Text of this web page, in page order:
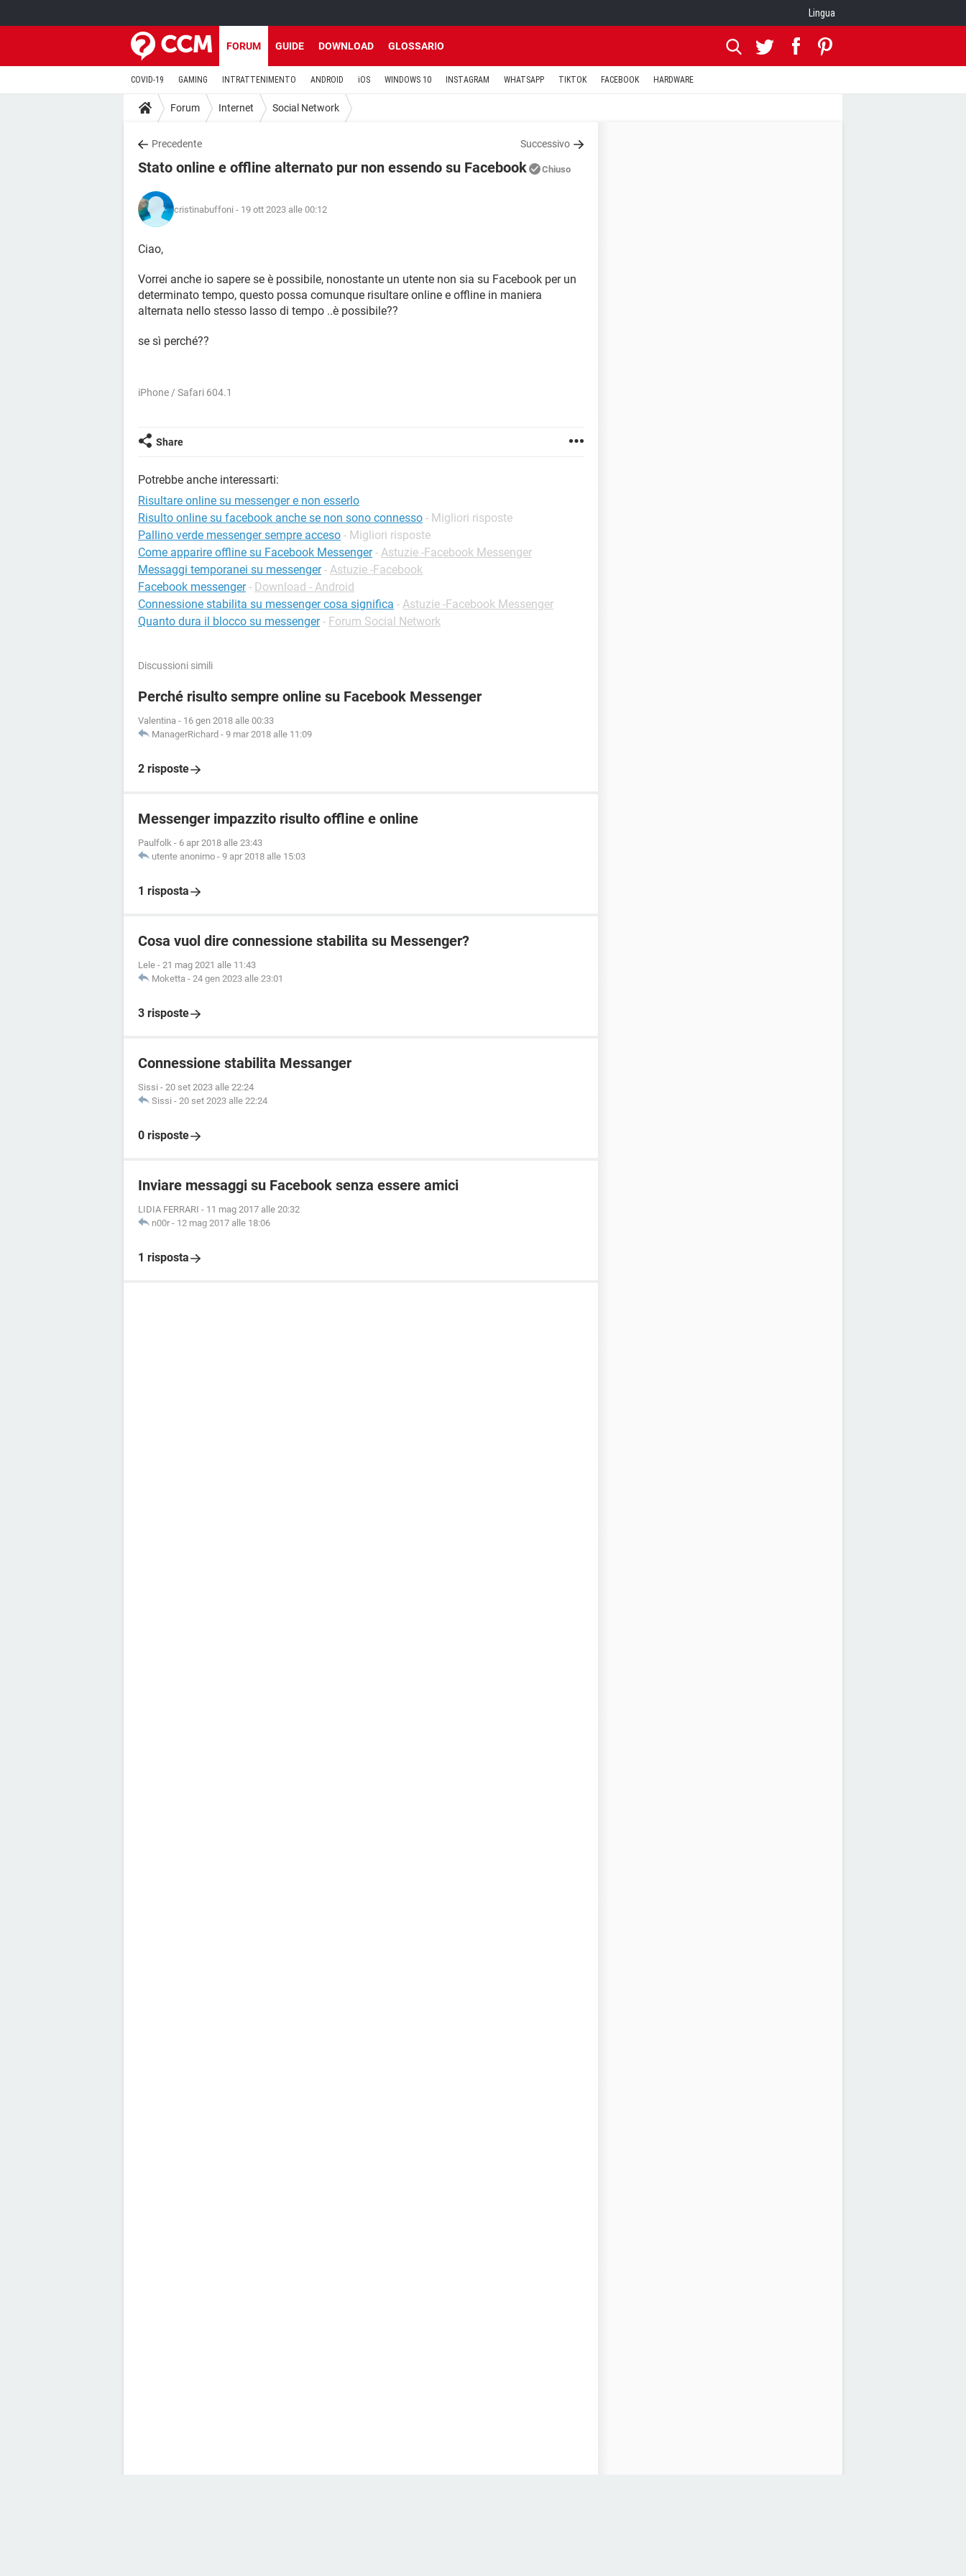
Lingua
FORUM GUIDE DOWNLOAD GLOSSARIO
COVID-19 GAMING INTRATTENIMENTO ANDROID iOS WINDOWS 10 INSTAGRAM WHATSAPP TIKTOK FACEBOOK HARDWARE
Forum Internet Social Network
Precedente Successivo
Stato online e offline alternato pur non essendo su Facebook Chiuso
cristinabuffoni - 19 ott 2023 alle 00:12
Ciao,
Vorrei anche io sapere se è possibile, nonostante un utente non sia su Facebook per un
determinato tempo, questo possa comunque risultare online e offline in maniera
alternata nello stesso lasso di tempo ..è possibile??
se sì perché??
iPhone / Safari 604.1
Share
Potrebbe anche interessarti:
Risultare online su messenger e non esserlo
Risulto online su facebook anche se non sono connesso - Migliori risposte
Pallino verde messenger sempre acceso - Migliori risposte
Come apparire offline su Facebook Messenger - Astuzie -Facebook Messenger
Messaggi temporanei su messenger - Astuzie -Facebook
Facebook messenger - Download - Android
Connessione stabilita su messenger cosa significa - Astuzie -Facebook Messenger
Quanto dura il blocco su messenger - Forum Social Network
Discussioni simili
Perché risulto sempre online su Facebook Messenger
Valentina - 16 gen 2018 alle 00:33
ManagerRichard - 9 mar 2018 alle 11:09
2 risposte
Messenger impazzito risulto offline e online
Paulfolk - 6 apr 2018 alle 23:43
utente anonimo - 9 apr 2018 alle 15:03
1 risposta
Cosa vuol dire connessione stabilita su Messenger?
Lele - 21 mag 2021 alle 11:43
Moketta - 24 gen 2023 alle 23:01
3 risposte
Connessione stabilita Messanger
Sissi - 20 set 2023 alle 22:24
Sissi - 20 set 2023 alle 22:24
0 risposte
Inviare messaggi su Facebook senza essere amici
LIDIA FERRARI - 11 mag 2017 alle 20:32
n00r - 12 mag 2017 alle 18:06
1 risposta